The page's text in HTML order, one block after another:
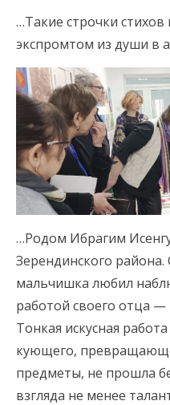
…Такие строчки
экспромтом из души в
…Родом Ибрагим
Зерендинского
мальчишка любил
работой своего отца —
Тонкая искусная
кующего,
предметы, не прошла
взгляда не менее